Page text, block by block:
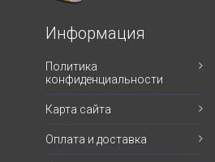
Информация
Политика
конфиденциальности
Карта сайта
Оплата и доставка